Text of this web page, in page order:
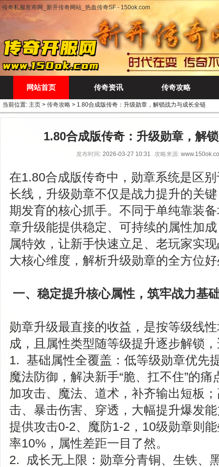
传奇私服发布网_新开传奇网站_热血传奇SF - 150ok.com
网站首页 传奇资讯 传奇攻略
当前位置: 主页 > 传奇攻略 > 1.80合成版传奇：升级勋章，解锁战力与成长全链
1.80合成版传奇：升级勋章，解
发布时间: 2026-03-27 10:31 攻略来源:
在1.80合成版传奇中，勋章系统是区
长线，升级勋章不仅是战力提升的关
期发育的核心抓手。不同于单纯靠装
章升级能提供稳定、可持续的属性加
属特效，让新手快速立足、老玩家实
大核心维度，解析升级勋章的全方位
一、稳定提升核心属性，筑牢战力基
勋章升级最直接的收益，是按等级线
成，且属性类型随等级提升逐步解锁
1. 基础属性全覆盖：低等级勋章优先
魔法防御，解决新手“脆、扛不住”的
加攻击、魔法、道术，补齐输出短板
击、暴击伤害、穿透，大幅提升爆发
提供攻击0-2、魔防1-2，10级勋章则
率10%，属性差距一目了然。
2. 成长无上限：勋章分青铜、生铁、